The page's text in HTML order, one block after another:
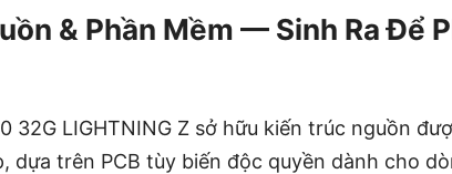
& Phần Mềm — Sinh Ra Để
32G LIGHTNING Z sở hữu kiến trúc nguồn
dựa trên PCB tùy biến độc quyền dành cho